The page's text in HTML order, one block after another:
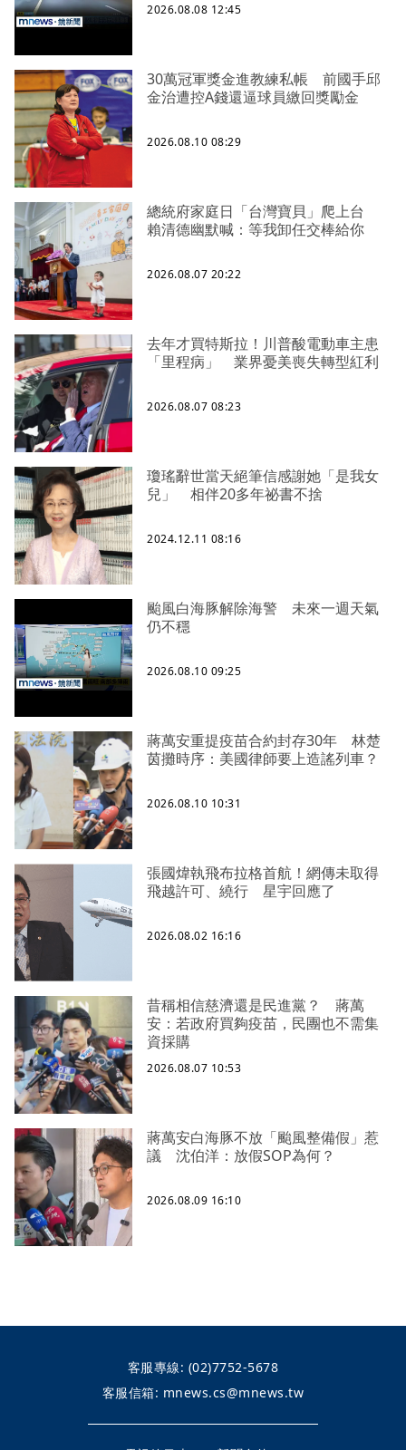
2026.08.08 12:45
30萬冠軍獎金進教練私帳 前國手邱
金治遭控A錢還逼球員繳回獎勵金
2026.08.10 08:29
總統府家庭日「台灣寶貝」爬上台
賴清德幽默喊：等我卸任交棒給你
2026.08.07 20:22
去年才買特斯拉！川普酸電動車主患
「里程病」 業界憂美喪失轉型紅利
2026.08.07 08:23
瓊瑤辭世當天絕筆信感謝她「是我女
兒」 相伴20多年祕書不捨
2024.12.11 08:16
颱風白海豚解除海警 未來一週天氣
仍不穩
2026.08.10 09:25
蔣萬安重提疫苗合約封存30年 林楚
茵攤時序：美國律師要上造謠列車？
2026.08.10 10:31
張國煒執飛布拉格首航！網傳未取得
飛越許可、繞行 星宇回應了
2026.08.02 16:16
昔稱相信慈濟還是民進黨？ 蔣萬
安：若政府買夠疫苗，民團也不需集
資採購
2026.08.07 10:53
蔣萬安白海豚不放「颱風整備假」惹
議 沈伯洋：放假SOP為何？
2026.08.09 16:10
客服專線: (02)7752-5678
客服信箱: mnews.cs@mnews.tw